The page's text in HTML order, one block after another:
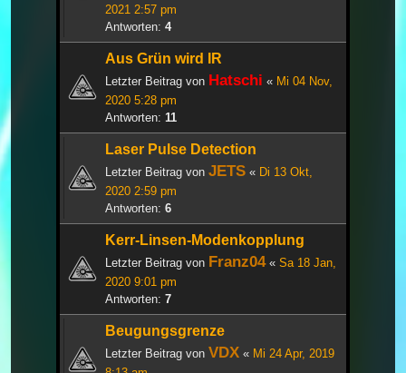
2021 2:57 pm
Antworten: 4
Aus Grün wird IR
Letzter Beitrag von Hatschi « Mi 04 Nov,
2020 5:28 pm
Antworten: 11
Laser Pulse Detection
Letzter Beitrag von JETS « Di 13 Okt,
2020 2:59 pm
Antworten: 6
Kerr-Linsen-Modenkopplung
Letzter Beitrag von Franz04« Sa 18 Jan,
2020 9:01 pm
Antworten: 7
Beugungsgrenze
Letzter Beitrag von VDX « Mi 24 Apr, 2019